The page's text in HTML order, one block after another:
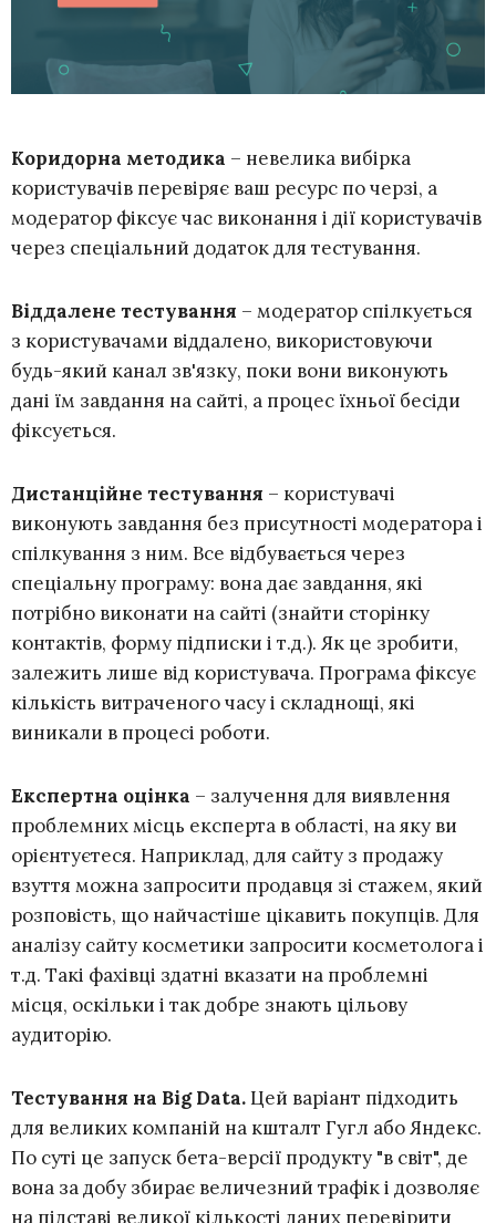
Коридорна методика – невелика вибірка
користувачів перевіряє ваш ресурс по черзі, а
модератор фіксує час виконання і дії користувачів
через спеціальний додаток для тестування.
Віддалене тестування – модератор спілкується
з користувачами віддалено, використовуючи
будь-який канал зв'язку, поки вони виконують
дані їм завдання на сайті, а процес їхньої бесіди
фіксується.
Дистанційне тестування – користувачі
виконують завдання без присутності модератора і
спілкування з ним. Все відбувається через
спеціальну програму: вона дає завдання, які
потрібно виконати на сайті (знайти сторінку
контактів, форму підписки і т.д.). Як це зробити,
залежить лише від користувача. Програма фіксує
кількість витраченого часу і складнощі, які
виникали в процесі роботи.
Експертна оцінка – залучення для виявлення
проблемних місць експерта в області, на яку ви
орієнтуєтеся. Наприклад, для сайту з продажу
взуття можна запросити продавця зі стажем, який
розповість, що найчастіше цікавить покупців. Для
аналізу сайту косметики запросити косметолога і
т.д. Такі фахівці здатні вказати на проблемні
місця, оскільки і так добре знають цільову
аудиторію.
Тестування на Big Data.Цей варіант підходить
для великих компаній на кшталт Гугл або Яндекс.
По суті це запуск бета-версії продукту "в світ", де
вона за добу збирає величезний трафік і дозволяє
на підставі великої кількості даних перевірити